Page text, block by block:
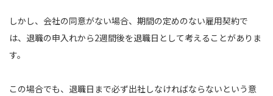
しかし、会社の同意がない場合、期間の定めのない雇用契約で
は、退職の申入れから2週間後を退職日として考えることがありま
す。
この場合でも、退職日まで必ず出社しなければならないという意